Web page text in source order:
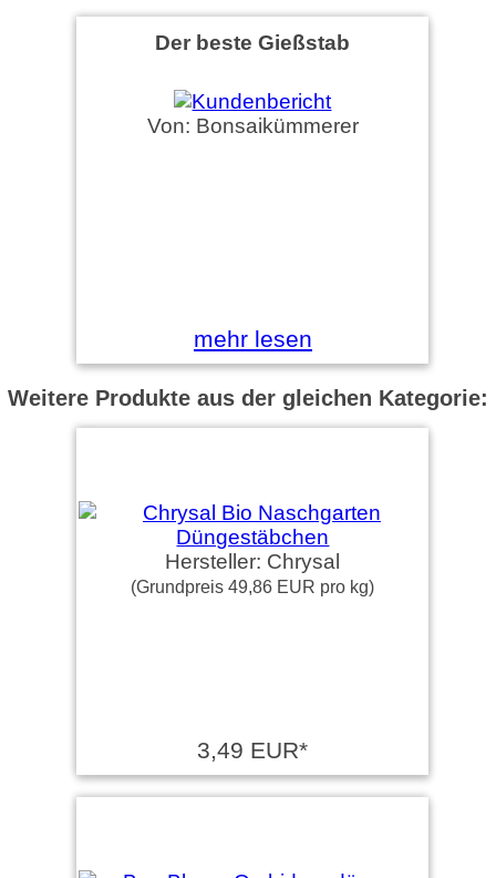
Der beste Gießstab
Von: Bonsaikümmerer
mehr lesen
Weitere Produkte aus der gleichen Kategorie:
Hersteller: Chrysal
(Grundpreis 49,86 EUR pro kg)
3,49 EUR*